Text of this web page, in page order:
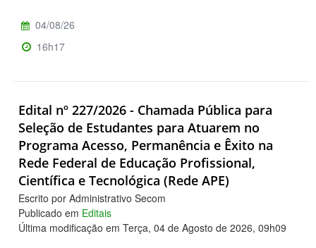
04/08/26
16h17
Edital nº 227/2026 - Chamada Pública para
Seleção de Estudantes para Atuarem no
Programa Acesso, Permanência e Êxito na
Rede Federal de Educação Profissional,
Científica e Tecnológica (Rede APE)
Escrito por Administrativo Secom
Publicado em Editais
Última modificação em Terça, 04 de Agosto de 2026, 09h09